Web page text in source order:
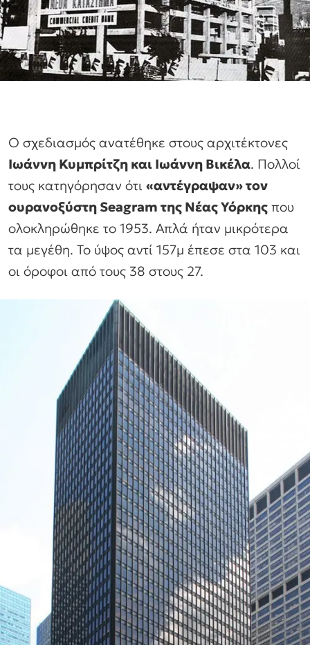
Ο σχεδιασμός ανατέθηκε στους αρχιτέκτονες
Ιωάννη Κυμπρίτζη και Ιωάννη Βικέλα. Πολλοί
τους κατηγόρησαν ότι «αντέγραψαν» τον
ουρανοξύστη Seagram της Νέας Υόρκης που
ολοκληρώθηκε το 1953. Απλά ήταν μικρότερα
τα μεγέθη. Το ύψος αντί 157μ έπεσε στα 103 και
οι όροφοι από τους 38 στους 27.